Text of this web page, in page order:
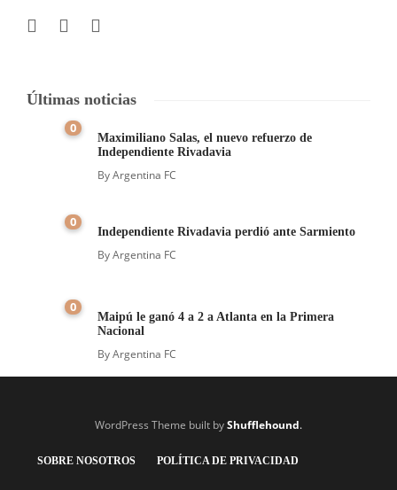
Últimas noticias
0
Maximiliano Salas, el nuevo refuerzo de
Independiente Rivadavia
ByArgentina FC
0
Independiente Rivadavia perdió ante Sarmiento
ByArgentina FC
0
Maipú le ganó 4 a 2 a Atlanta en la Primera
Nacional
ByArgentina FC
WordPress Theme built byShufflehound.
SOBRE NOSOTROS POLÍTICA DE PRIVACIDAD